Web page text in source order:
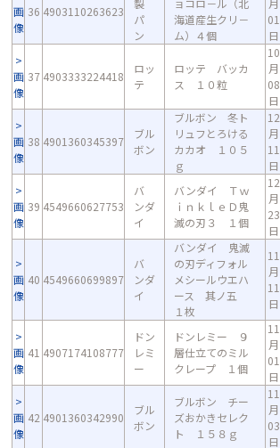
画
像
36 4903110263623
製
パ
ン
ョコロ－ル（北
海道産生クリ－
ム）４個
月
01
日
画
像
37 4903333224418
ロッ
テ
ロッテ バッカ
ス １０粒
10
月
08
日
画
像
38 4901360345397
ブル
ボン
ブルボン 冬ト
リュフとろける
カカオ １０５
ｇ
12
月
11
日
画
像
39 4549660627753
バ
ンダ
イ
バンダイ Ｔｗ
ｉｎｋｌｅＤ鬼
滅の刃３ １個
12
月
23
日
画
像
40 4549660699897
バ
ンダ
イ
バンダイ 鬼滅
の刃ディフォル
メシールウエハ
ース 其ノ五
１枚
11
月
11
日
画
像
41 4907174108777
ドン
レミ
ー
ドンレミー ９
層仕立てのミル
クレープ １個
11
月
01
日
画
像
42 4901360342990
ブル
ボン
ブルボン チー
ズおかきセレク
ト １５８ｇ
11
月
03
日